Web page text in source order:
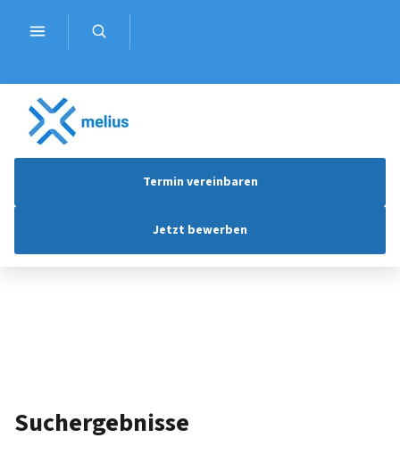
Termin vereinbaren
Jetzt bewerben
Suchergebnisse